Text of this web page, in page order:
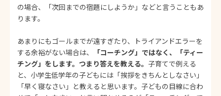
の場合、「次回までの宿題にしようか」などと言うこともあ
ります。
あまりにもゴールまでが遠すぎたり、トライアンドエラーを
する余裕がない場合は、
「コーチング」ではなく、「ティー
チング」をします。つまり答えを教える。 子育てで例える
と、小学生低学年の子どもには「挨拶をきちんとしなさい」
「早く寝なさい」と教えると思います。子どもの目線に合わ